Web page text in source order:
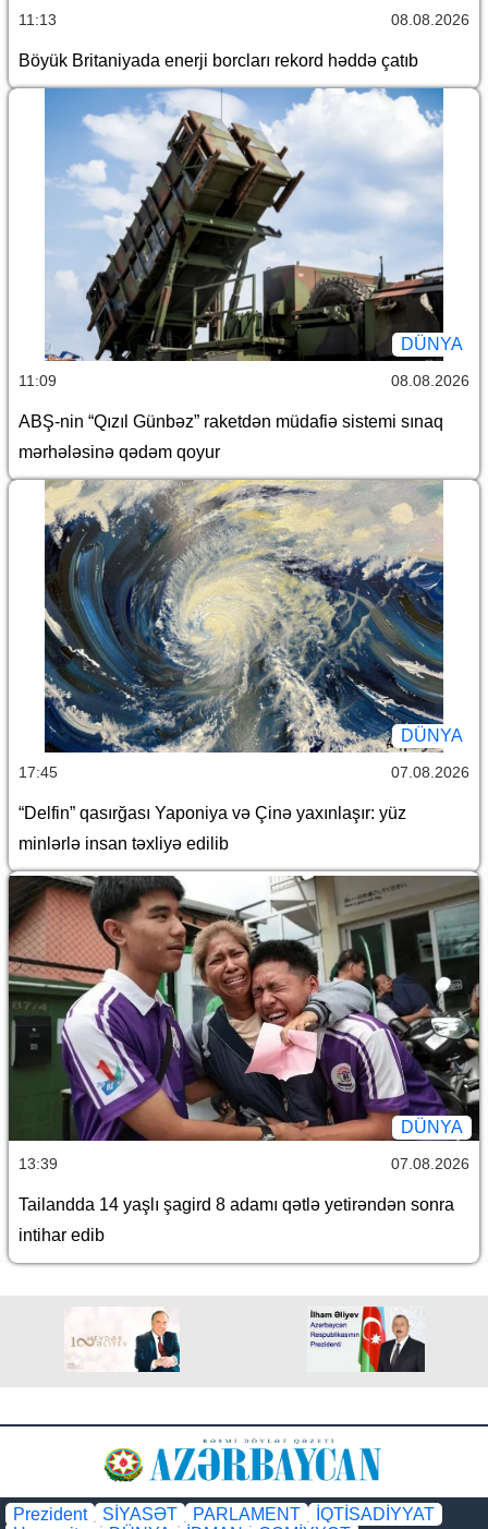
11:13 08.08.2026
Böyük Britaniyada enerji borcları rekord həddə çatıb
DÜNYA
11:09 08.08.2026
ABŞ-nin “Qızıl Günbəz” raketdən müdafiə sistemi sınaq
mərhələsinə qədəm qoyur
DÜNYA
17:45 07.08.2026
“Delfin” qasırğası Yaponiya və Çinə yaxınlaşır: yüz
minlərlə insan təxliyə edilib
DÜNYA
13:39 07.08.2026
Tailandda 14 yaşlı şagird 8 adamı qətlə yetirəndən sonra
intihar edib
Prezident SİYASƏT PARLAMENT
İQTİSADİYYAT